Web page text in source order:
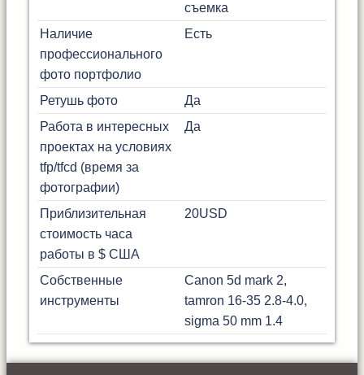
съемка
Наличие
профессионального
фото портфолио
Есть
Ретушь фото
Да
Работа в интересных
проектах на условиях
tfp/tfcd (время за
фотографии)
Да
Приблизительная
стоимость часа
работы в $ США
20USD
Собственные
инструменты
Canon 5d mark 2,
tamron 16-35 2.8-4.0,
sigma 50 mm 1.4